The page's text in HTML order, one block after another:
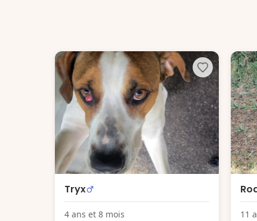
Tryx
4 ans et 8 mois
11